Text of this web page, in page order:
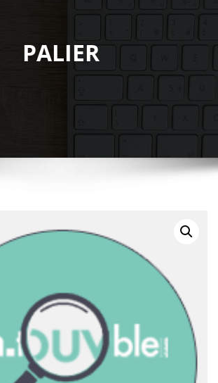
PALIER